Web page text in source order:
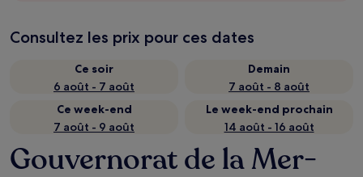
Consultez les prix pour ces dates
Ce soir
6 août - 7 août
Demain
7 août - 8 août
Ce week-end
7 août - 9 août
Le week-end prochain
14 août - 16 août
Gouvernorat de la Mer-